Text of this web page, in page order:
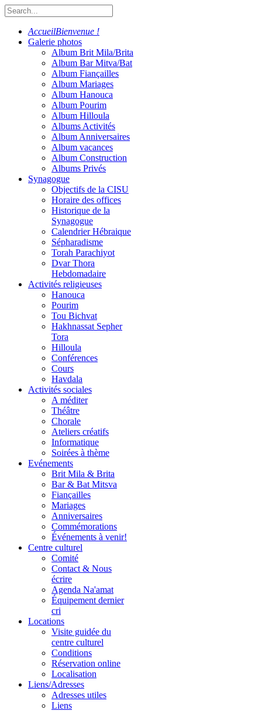
AccueilBienvenue !
Galerie photos
Album Brit Mila/Brita
Album Bar Mitva/Bat
Album Fiançailles
Album Mariages
Album Hanouca
Album Pourim
Album Hilloula
Albums Activités
Album Anniversaires
Album vacances
Album Construction
Albums Privés
Synagogue
Objectifs de la CISU
Horaire des offices
Historique de la
Synagogue
Calendrier Hébraique
Sépharadisme
Torah Parachiyot
Dvar Thora
Hebdomadaire
Activités religieuses
Hanouca
Pourim
Tou Bichvat
Hakhnassat Sepher
Tora
Hilloula
Conférences
Cours
Havdala
Activités sociales
A méditer
Théâtre
Chorale
Ateliers créatifs
Informatique
Soirées à thème
Evénements
Brit Mila & Brita
Bar & Bat Mitsva
Fiançailles
Mariages
Anniversaires
Commémorations
Événements à venir!
Centre culturel
Comité
Contact & Nous
écrire
Agenda Na'amat
Équipement dernier
cri
Locations
Visite guidée du
centre culturel
Conditions
Réservation online
Localisation
Liens/Adresses
Adresses utiles
Liens